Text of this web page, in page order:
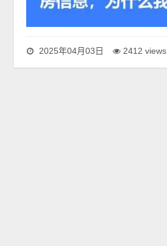
2025年04月03日 2412 views